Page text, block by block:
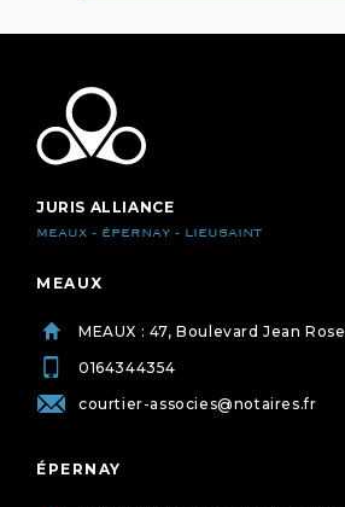
JURIS ALLIANCE
MEAUX - ÉPERNAY - LIEUSAINT
MEAUX
MEAUX : 47, Boulevard Jean Rose
0164344354
courtier-associes@notaires.fr
ÉPERNAY